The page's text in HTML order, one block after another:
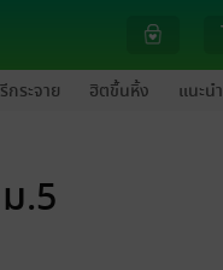
กระจาย ฮิตขึ้นหิ้ง แนะนำ
.5